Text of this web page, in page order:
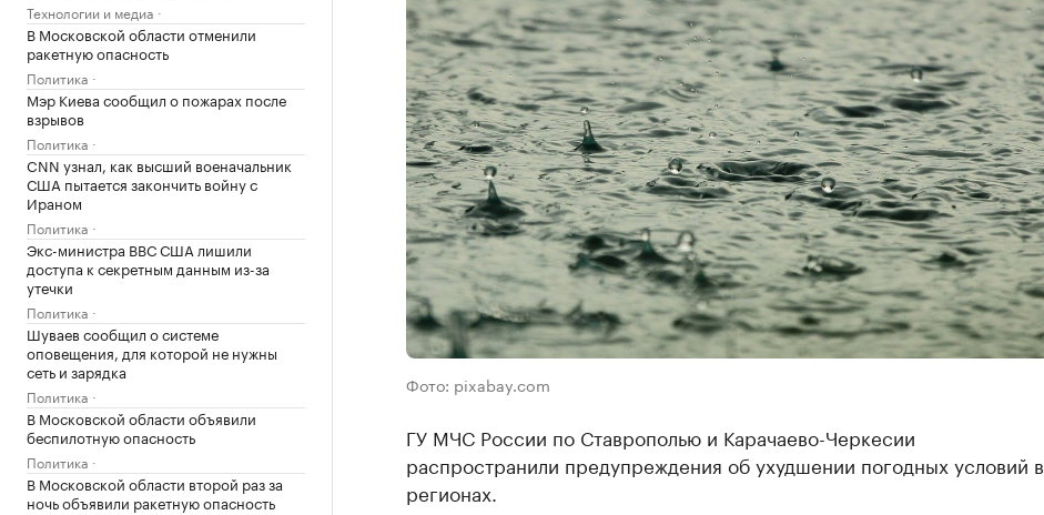
Технологии и медиа
В Московской области отменили
ракетную опасность
Политика
Мэр Киева сообщил о пожарах после
взрывов
Политика
CNN узнал, как высший военачальник
США пытается закончить войну с
Ираном
Политика
Экс-министра ВВС США лишили
доступа к секретным данным из-за
утечки
Политика
Шуваев сообщил о системе
оповещения, для которой не нужны
сеть и зарядка
Политика
В Московской области объявили
беспилотную опасность
Политика
В Московской области второй раз за
ночь объявили ракетную опасность
Фото: pixabay.com
ГУ МЧС России по Ставрополью и Карачаево-Черкесии
распространили предупреждения об ухудшении погодных условий в
регионах.